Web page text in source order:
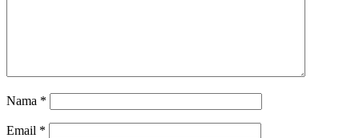
Nama *
Email *